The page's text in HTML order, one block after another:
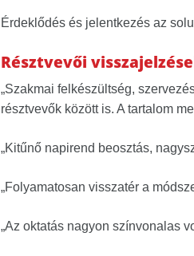
Érdeklődés és jelentkezés az
Résztvevői
„Szakmai felkészültség,
résztvevők között is. A tartalom
„Kitűnő napirend beosztás,
„Folyamatosan visszatér a
„Az oktatás nagyon színvonalas